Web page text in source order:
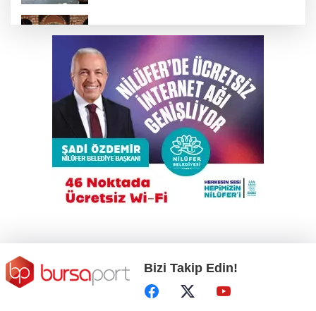
çalışmalarına Kapalıçarşı'dan başladı
Gökyüzü tutkunları meteor yağmuru için
Karacabey'de buluşacak
Çalıntı araçla 10 kilometre kaçtı, 380 bin TL
ceza yedi
Bursa'da tarlalık alanı ateşe veren şüpheli
yakalandı
Bizi Takip Edin!